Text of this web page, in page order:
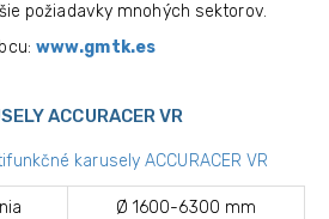
požiadavky mnohých sektorov.
www.gmtk.es
ACCURACER VR
karusely ACCURACER VR
Ø 1600-6300 mm